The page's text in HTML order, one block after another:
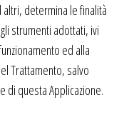
determina le finalità
strumenti adottati, ivi
ed alla
Trattamento, salvo
di questa Applicazione.